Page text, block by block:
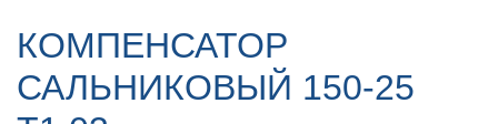
КОМПЕНСАТОР
САЛЬНИКОВЫЙ 150-25